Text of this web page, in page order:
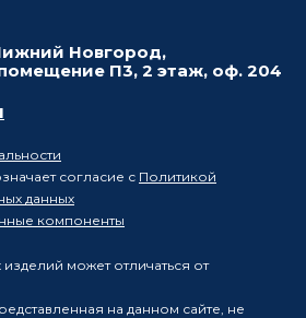
Новгород,
П3, 2 этаж, оф. 204
согласие с Политикой
данных
компоненты
может отличаться от
на данном сайте, не